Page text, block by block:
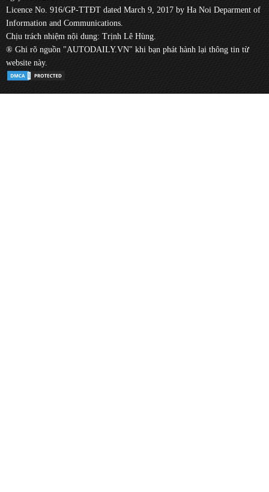
Licence No. 916/GP-TTĐT dated March 9, 2017 by Ha Noi Deparment of
Information and Communications.
Chịu trách nhiệm nội dung: Trịnh Lê Hùng.
® Ghi rõ nguồn "AUTODAILY.VN" khi bạn phát hành lại thông tin từ
website này.